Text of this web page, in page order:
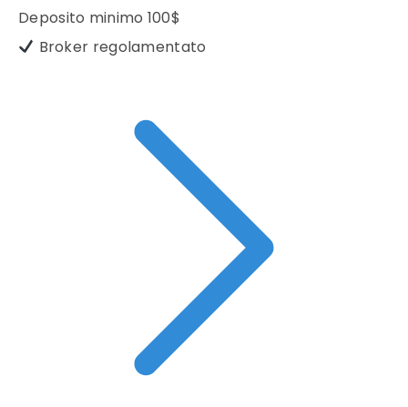
Deposito minimo 100$
Broker regolamentato